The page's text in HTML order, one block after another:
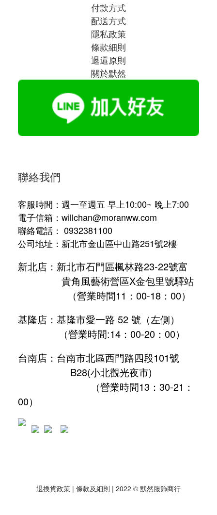
付款方式
配送方式
隱私政策
條款細則
退還原則
關於默然
聯絡我們
客服時間：週一至週五 早上10:00~ 晚上7:00
電子信箱：willchan@moranww.com
聯絡電話： 0932381100
公司地址：新北市金山區中山路251號2樓
新北店：新北市石門區楓林路23-22號富
貴角風藝術營區X金包里號驛站
（營業時間11：00-18：00）
基隆店：基隆市愛一路 52 號（左側）
（營業時間:14：00-20：00）
台南店：台南市北區西門路四段101號
B28(小北觀光夜市)
（營業時間13：30-21：
00）
退換貨政策 | 條款及細則 | 2022 © 默然服飾商行